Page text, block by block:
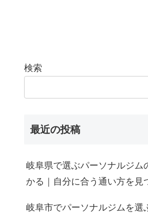
検索
最近の投稿
岐阜県で選ぶパーソナルジム
かる｜自分に合う通い方を見
岐阜市でパーソナルジムを選